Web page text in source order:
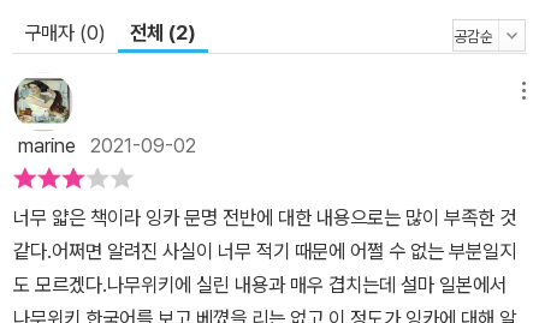
구매자 (0) 전체 (2)
marine 2021-09-02
너무 얇은 책이라 잉카 문명 전반에 대한 내용으로는 많이 부족한 것
같다.어쩌면 알려진 사실이 너무 적기 때문에 어쩔 수 없는 부분일지
도 모르겠다.나무위키에 실린 내용과 매우 겹치는데 설마 일본에서